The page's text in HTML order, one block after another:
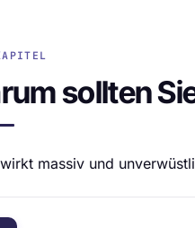
sollten
massiv und